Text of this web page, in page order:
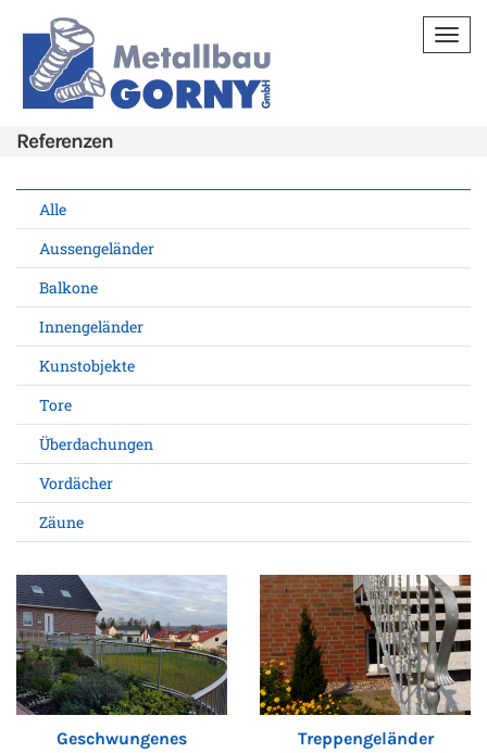
Referenzen
Alle
Aussengeländer
Balkone
Innengeländer
Kunstobjekte
Tore
Überdachungen
Vordächer
Zäune
Geschwungenes
Treppengeländer